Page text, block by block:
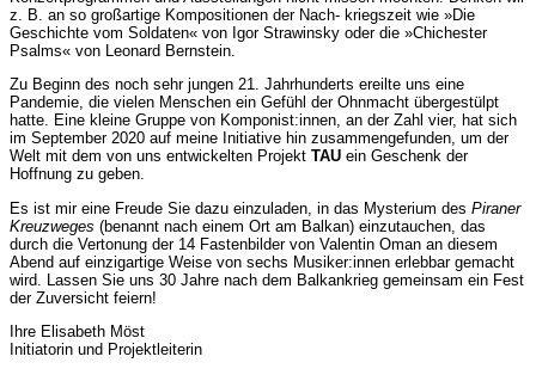
z. B. an so großartige Kompositionen der Nach- kriegszeit wie »Die
Geschichte vom Soldaten« von Igor Strawinsky oder die »Chichester
Psalms« von Leonard Bernstein.
Zu Beginn des noch sehr jungen 21. Jahrhunderts ereilte uns eine
Pandemie, die vielen Menschen ein Gefühl der Ohnmacht übergestülpt
hatte. Eine kleine Gruppe von Komponist:innen, an der Zahl vier, hat sich
im September 2020 auf meine Initiative hin zusammengefunden, um der
Welt mit dem von uns entwickelten Projekt TAU ein Geschenk der
Hoffnung zu geben.
Es ist mir eine Freude Sie dazu einzuladen, in das Mysterium des Piraner
Kreuzweges (benannt nach einem Ort am Balkan) einzutauchen, das
durch die Vertonung der 14 Fastenbilder von Valentin Oman an diesem
Abend auf einzigartige Weise von sechs Musiker:innen erlebbar gemacht
wird. Lassen Sie uns 30 Jahre nach dem Balkankrieg gemeinsam ein Fest
der Zuversicht feiern!
Ihre Elisabeth Möst
Initiatorin und Projektleiterin